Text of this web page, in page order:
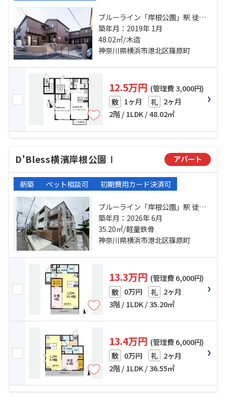
ブルーライン「岸根公園」駅 徒歩5
分 東急東横線「白楽」駅 徒歩21分
横浜線「新横浜」駅 徒歩16分
築年月：2019年 1月
48.02㎡/木造
神奈川県横浜市港北区篠原町
12.5万円 (管理費 3,000円)
敷 1ヶ月 礼 2ヶ月
2階 / 1LDK / 48.02㎡
D'Bless横濱岸根公園Ⅰ アパート
新築 ペット相談可 初期費用カード決済可
ブルーライン「岸根公園」駅 徒歩7
分 東急東横線「妙蓮寺」駅 徒歩14
分 東急東横線「白楽」駅 徒歩18分
築年月：2026年 6月
35.20㎡/軽量鉄骨
神奈川県横浜市港北区篠原町
13.3万円 (管理費 6,000円)
敷 0万円 礼 2ヶ月
3階 / 1LDK / 35.20㎡
13.4万円 (管理費 6,000円)
敷 0万円 礼 2ヶ月
2階 / 1LDK / 36.55㎡